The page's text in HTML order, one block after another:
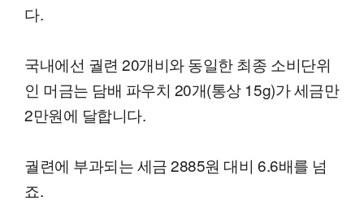
다.
국내에선 궐련 20개비와 동일한 최종 소비단위
인 머금는 담배 파우치 20개(통상 15g)가 세금만
2만원에 달합니다.
궐련에 부과되는 세금 2885원 대비 6.6배를 넘
죠.